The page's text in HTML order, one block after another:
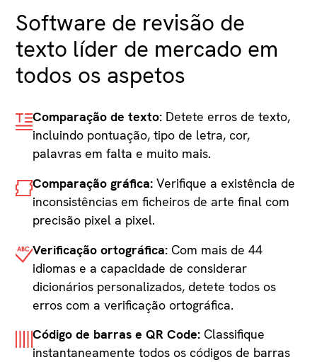
Software de revisão de
texto líder de mercado em
todos os aspetos
Comparação de texto: Detete erros de texto,
incluindo pontuação, tipo de letra, cor,
palavras em falta e muito mais.
Comparação gráfica: Verifique a existência de
inconsistências em ficheiros de arte final com
precisão pixel a pixel.
Verificação ortográfica: Com mais de 44
idiomas e a capacidade de considerar
dicionários personalizados, detete todos os
erros com a verificação ortográfica.
Código de barras e QR Code: Classifique
instantaneamente todos os códigos de barras